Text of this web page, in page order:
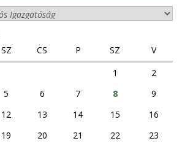
a
i
SZ CS P SZ
V
1
2
5 6 7 8
9
12 13 14 15
16
19 20 21 22
23